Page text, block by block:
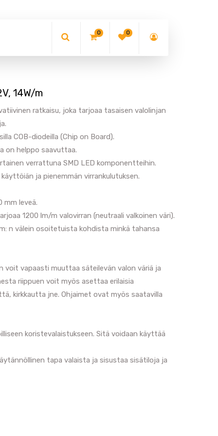
0 0
14W/m
ratkaisu, joka tarjoaa tasaisen valolinjan
COB-diodeilla (Chip on Board).
on helppo saavuttaa.
verrattuna SMD LED komponentteihin.
ja pienemmän virrankulutuksen.
mm leveä.
1200 lm/m valovirran (neutraali valkoinen väri).
n välein osoitetuista kohdista minkä tahansa
voit vapaasti muuttaa säteilevän valon väriä ja
riippuen voit myös asettaa erilaisia
kirkkautta jne. Ohjaimet ovat myös saatavilla
koristevalaistukseen. Sitä voidaan käyttää
tapa valaista ja sisustaa sisätiloja ja